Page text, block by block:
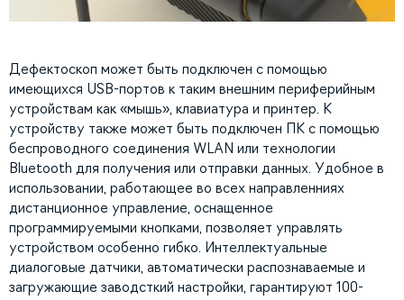
Дефектоскоп может быть подключен с помощью
имеющихся USB-портов к таким внешним периферийным
устройствам как «мышь», клавиатура и принтер. К
устройству также может быть подключен ПК с помощью
беспроводного соединения WLAN или технологии
Bluetooth для получения или отправки данных. Удобное в
использовании, работающее во всех направленниях
дистанционное управление, оснащенное
программируемыми кнопками, позволяет управлять
устройством особенно гибко. Интеллектуальные
диалоговые датчики, автоматически распознаваемые и
загружающие заводсткий настройки, гарантируют 100-